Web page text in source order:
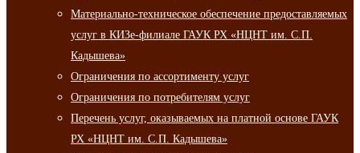
Материально-техническое обеспечение предоставляемых
услуг в КИЗе-филиале ГАУК РХ «НЦНТ им. С.П.
Кадышева»
Ограничения по ассортименту услуг
Ограничения по потребителям услуг
Перечень услуг, оказываемых на платной основе ГАУК
РХ «НЦНТ им. С.П. Кадышева»